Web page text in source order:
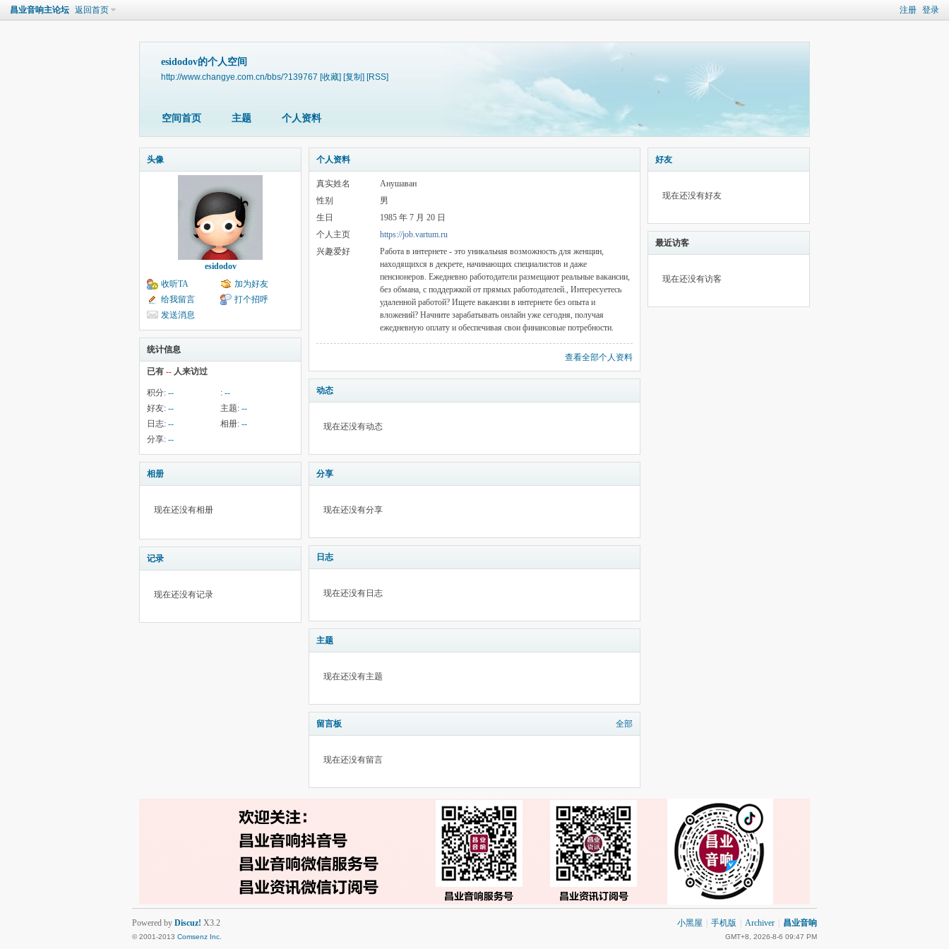
注册 登录
昌业音响主论坛 返回首页
esidodov的个人空间
http://www.changye.com.cn/bbs/?139767 [收藏] [复制] [RSS]
空间首页 主题 个人资料
头像
esidodov
收听TA
加为好友
给我留言
打个招呼
发送消息
统计信息
已有 -- 人来访过
积分: -- : --
好友: -- 主题: --
日志: -- 相册: --
分享: --
相册
现在还没有相册
记录
现在还没有记录
个人资料
真实姓名
Анушаван
性别
男
生日
1985 年 7 月 20 日
个人主页
https://job.vartum.ru
兴趣爱好
Работа в интернете - это уникальная возможность для женщин,
находящихся в декрете, начинающих специалистов и даже
пенсионеров. Ежедневно работодатели размещают реальные вакансии,
без обмана, с поддержкой от прямых работодателей., Интересуетесь
удаленной работой? Ищете вакансии в интернете без опыта и
вложений? Начните зарабатывать онлайн уже сегодня, получая
ежедневную оплату и обеспечивая свои финансовые потребности.
查看全部个人资料
动态
现在还没有动态
分享
现在还没有分享
日志
现在还没有日志
主题
现在还没有主题
留言板 全部
现在还没有留言
好友
现在还没有好友
最近访客
现在还没有访客
小黑屋 手机版 Archiver 昌业音响
GMT+8, 2026-8-6 09:47 PM
Powered by Discuz! X3.2
© 2001-2013 Comsenz Inc.